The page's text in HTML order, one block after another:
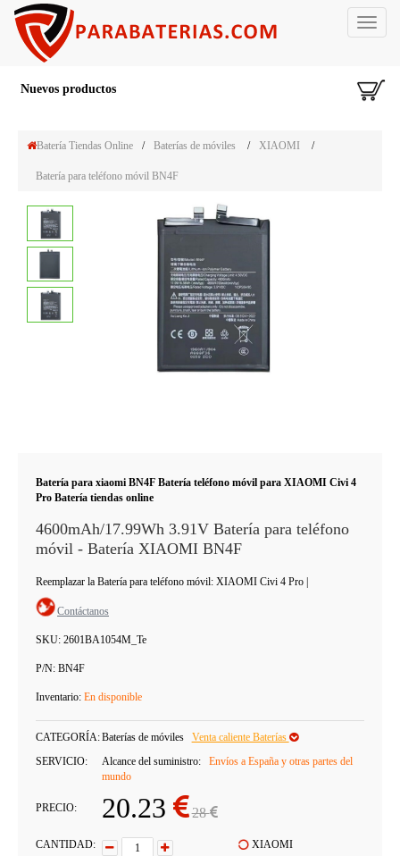
Toggle
Nuevos productos
Batería Tiendas Online / Baterías de móviles / XIAOMI /
Batería para teléfono móvil BN4F
Batería para xiaomi BN4F Batería teléfono móvil para XIAOMI Civi 4
Pro Batería tiendas online
4600mAh/17.99Wh 3.91V Batería para teléfono
móvil - Batería XIAOMI BN4F
Reemplazar la Batería para teléfono móvil: XIAOMI Civi 4 Pro
Contáctanos
SKU: 2601BA1054M_Te
P/N: BN4F
Inventario: En disponible
CATEGORÍA:Baterías de móviles
Venta caliente Baterías
SERVICIO:
Alcance del suministro:
Envíos a España y otras partes del
mundo
PRECIO: 20.23 28
CANTIDAD: XIAOMI